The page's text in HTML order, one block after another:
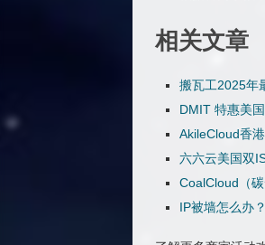
相关文章
搬瓦工2025年
DMIT 特惠美
AkileCloud香
六六云美国双
CoalCloud（
IP被墙怎么办